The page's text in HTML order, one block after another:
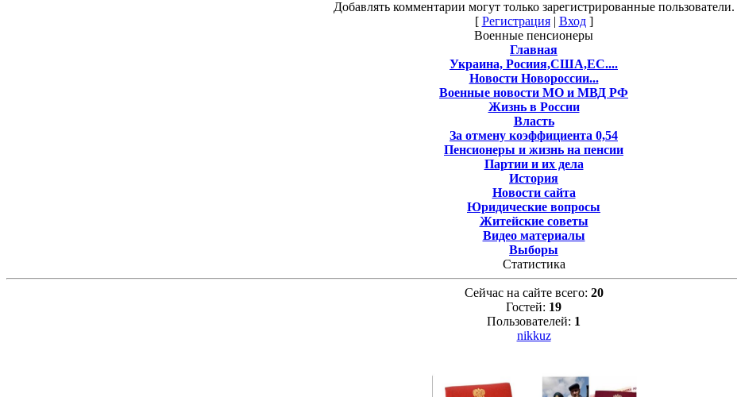
Добавлять комментарии могут только зарегистрированные пользователи.
[ Регистрация| Вход]
Военные пенсионеры
Главная
Украина, Росиия,США,ЕС....
Новости Новороссии...
Военные новости МО и МВД РФ
Жизнь в России
Власть
За отмену коэффициента 0,54
Пенсионеры и жизнь на пенсии
Партии и их дела
История
Новости сайта
Юридические вопросы
Житейские советы
Видео материалы
Выборы
Статистика
Сейчас на сайте всего: 20
Гостей: 19
Пользователей: 1
nikkuz